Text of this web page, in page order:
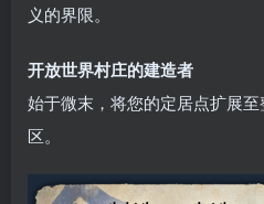
义的界限。
开放世界村庄的建造者
始于微末，将您的定居点扩展
区。